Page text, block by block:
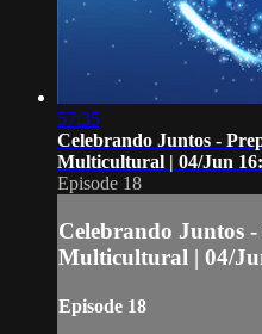
57:35
Celebrando Juntos -
Multicultural | 04/Jun
Episode 18
Celebrando Juntos
Multicultural | 04/
Episode 18